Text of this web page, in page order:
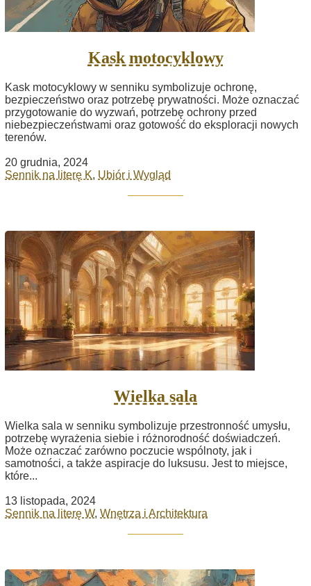
Kask motocyklowy
Kask motocyklowy w senniku symbolizuje ochronę,
bezpieczeństwo oraz potrzebę prywatności. Może oznaczać
przygotowanie do wyzwań, potrzebę ochrony przed
niebezpieczeństwami oraz gotowość do eksploracji nowych
terenów.
20 grudnia, 2024
Sennik na literę K, Ubiór i Wygląd
Wielka sala
Wielka sala w senniku symbolizuje przestronność umysłu,
potrzebę wyrażenia siebie i różnorodność doświadczeń.
Może oznaczać zarówno poczucie wspólnoty, jak i
samotności, a także aspiracje do luksusu. Jest to miejsce,
które...
13 listopada, 2024
Sennik na literę W, Wnętrza i Architektura